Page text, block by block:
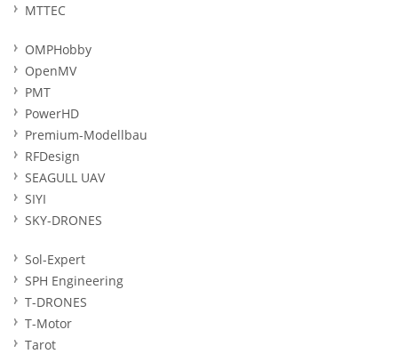
MTTEC
OMPHobby
OpenMV
PMT
PowerHD
Premium-Modellbau
RFDesign
SEAGULL UAV
SIYI
SKY-DRONES
Sol-Expert
SPH Engineering
T-DRONES
T-Motor
Tarot